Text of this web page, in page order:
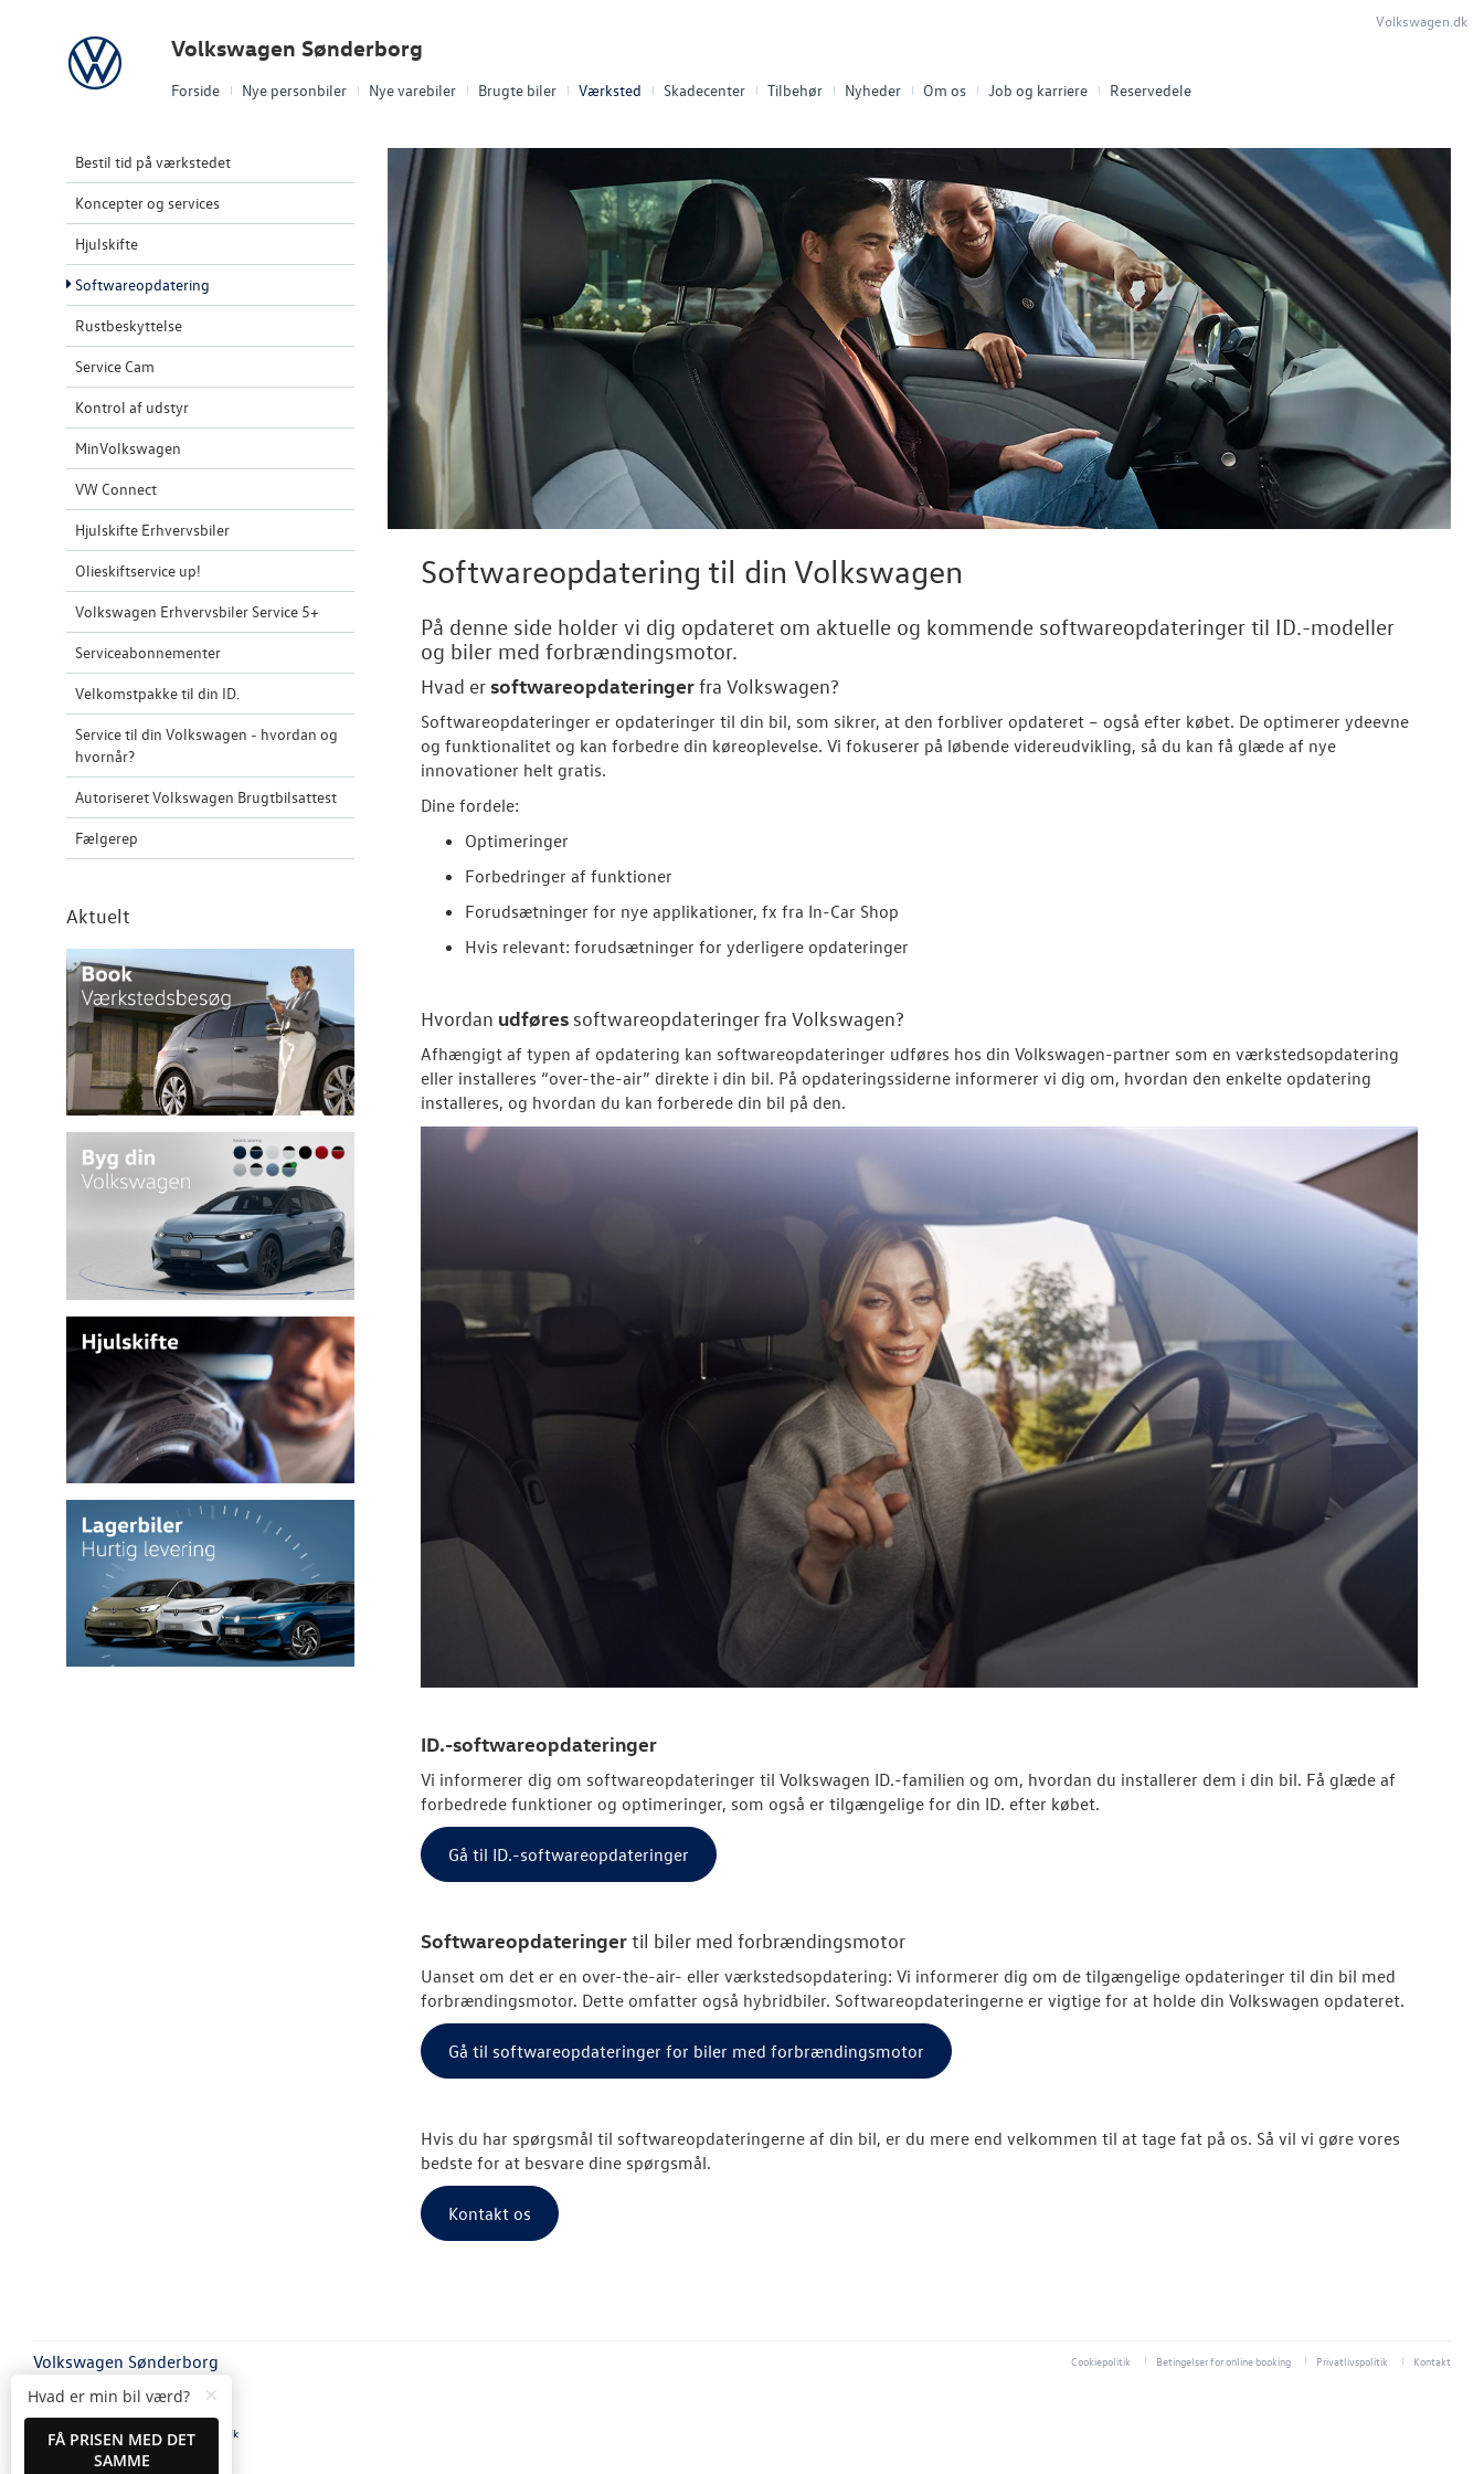
Forside Nye personbiler Nye varebiler Brugte biler Værksted Skadecenter Tilbehør Nyheder Om os Job og karriere Reservedele
Volkswagen Volkswagen Sønderborg
Volkswagen.dk
Bestil tid på værkstedet
Koncepter og services
Hjulskifte
Softwareopdatering
Rustbeskyttelse
Service Cam
Kontrol af udstyr
MinVolkswagen
VW Connect
Hjulskifte Erhvervsbiler
Olieskiftservice up!
Volkswagen Erhvervsbiler Service 5+
Serviceabonnementer
Velkomstpakke til din ID.
Service til din Volkswagen - hvordan og
hvornår?
Autoriseret Volkswagen Brugtbilsattest
Fælgerep
Aktuelt
Softwareopdatering til din Volkswagen
På denne side holder vi dig opdateret om aktuelle og kommende softwareopdateringer til ID.-modeller
og biler med forbrændingsmotor.
Hvad ersoftwareopdateringerfra Volkswagen?
Softwareopdateringer er opdateringer til din bil, som sikrer, at den forbliver opdateret – også efter købet. De optimerer ydeevne
og funktionalitet og kan forbedre din køreoplevelse. Vi fokuserer på løbende videreudvikling, så du kan få glæde af nye
innovationer helt gratis.
Dine fordele:
Optimeringer
Forbedringer af funktioner
Forudsætninger for nye applikationer, fx fra In-Car Shop
Hvis relevant: forudsætninger for yderligere opdateringer
Hvordan udføres softwareopdateringer fra Volkswagen?
Afhængigt af typen af opdatering kan softwareopdateringer udføres hos din Volkswagen-partner som en værkstedsopdatering
eller installeres “over-the-air” direkte i din bil. På opdateringssiderne informerer vi dig om, hvordan den enkelte opdatering
installeres, og hvordan du kan forberede din bil på den.
ID.-softwareopdateringer
Vi informerer dig om softwareopdateringer til Volkswagen ID.-familien og om, hvordan du installerer dem i din bil. Få glæde af
forbedrede funktioner og optimeringer, som også er tilgængelige for din ID. efter købet.
Gå til ID.-softwareopdateringer
Softwareopdateringertil biler med forbrændingsmotor
Uanset om det er en over-the-air- eller værkstedsopdatering: Vi informerer dig om de tilgængelige opdateringer til din bil med
forbrændingsmotor. Dette omfatter også hybridbiler. Softwareopdateringerne er vigtige for at holde din Volkswagen opdateret.
Gå til softwareopdateringer for biler med forbrændingsmotor
Hvis du har spørgsmål til softwareopdateringerne af din bil, er du mere end velkommen til at tage fat på os. Så vil vi gøre vores
bedste for at besvare dine spørgsmål.
Kontakt os
Volkswagen Sønderborg
6400 Sønderborg
Tlf.:74 42 11 60ellerRing mig op
E-mail:vaerksted@vw-soenderborg.dk
CVR: 40445765
Cookiepolitik Betingelser for online booking Privatlivspolitik Kontakt
×
Hvad er min bil værd?
FÅ PRISEN MED DET
SAMME